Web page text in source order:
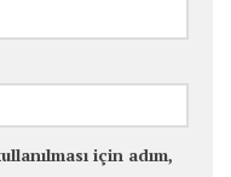
için adım,